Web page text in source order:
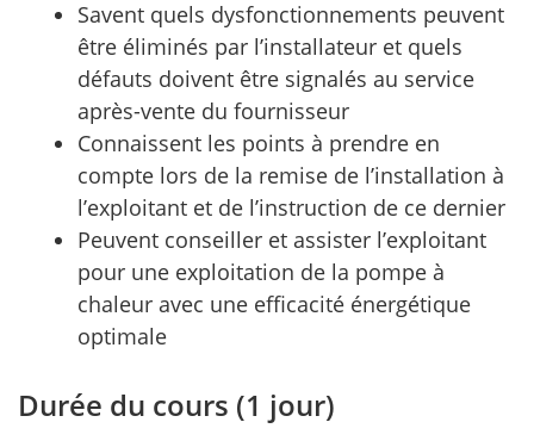
Savent quels dysfonctionnements peuvent
être éliminés par l’installateur et quels
défauts doivent être signalés au service
après-vente du fournisseur
Connaissent les points à prendre en
compte lors de la remise de l’installation à
l’exploitant et de l’instruction de ce dernier
Peuvent conseiller et assister l’exploitant
pour une exploitation de la pompe à
chaleur avec une efficacité énergétique
optimale
Durée du cours (1 jour)